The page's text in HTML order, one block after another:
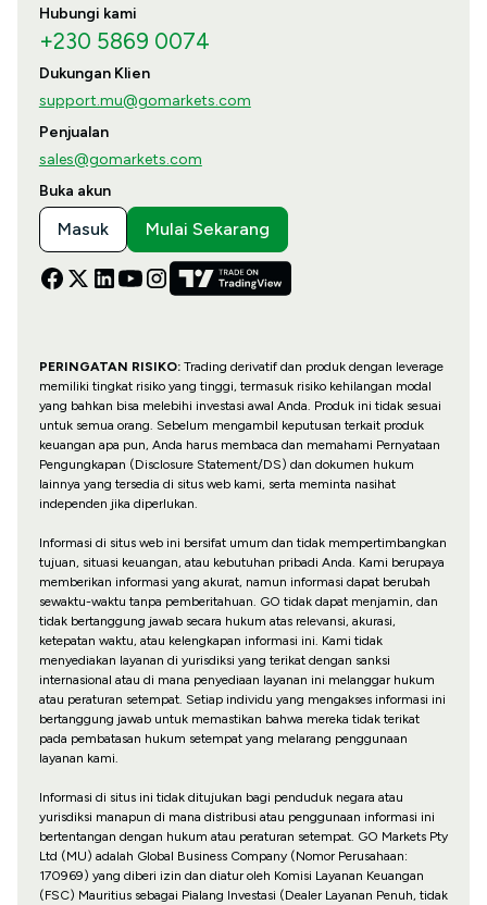
Hubungi kami
+230 5869 0074
Dukungan Klien
support.mu@gomarkets.com
Penjualan
sales@gomarkets.com
Buka akun
Masuk Mulai Sekarang
PERINGATAN RISIKO:Trading derivatif dan produk dengan leverage
memiliki tingkat risiko yang tinggi, termasuk risiko kehilangan modal
yang bahkan bisa melebihi investasi awal Anda. Produk ini tidak sesuai
untuk semua orang. Sebelum mengambil keputusan terkait produk
keuangan apa pun, Anda harus membaca dan memahami Pernyataan
Pengungkapan (Disclosure Statement/DS) dan dokumen hukum
lainnya yang tersedia di situs web kami, serta meminta nasihat
independen jika diperlukan.
Informasi di situs web ini bersifat umum dan tidak mempertimbangkan
tujuan, situasi keuangan, atau kebutuhan pribadi Anda. Kami berupaya
memberikan informasi yang akurat, namun informasi dapat berubah
sewaktu-waktu tanpa pemberitahuan. GO tidak dapat menjamin, dan
tidak bertanggung jawab secara hukum atas relevansi, akurasi,
ketepatan waktu, atau kelengkapan informasi ini. Kami tidak
menyediakan layanan di yurisdiksi yang terikat dengan sanksi
internasional atau di mana penyediaan layanan ini melanggar hukum
atau peraturan setempat. Setiap individu yang mengakses informasi ini
bertanggung jawab untuk memastikan bahwa mereka tidak terikat
pada pembatasan hukum setempat yang melarang penggunaan
layanan kami.
Informasi di situs ini tidak ditujukan bagi penduduk negara atau
yurisdiksi manapun di mana distribusi atau penggunaan informasi ini
bertentangan dengan hukum atau peraturan setempat. GO Markets Pty
Ltd (MU) adalah Global Business Company (Nomor Perusahaan:
170969) yang diberi izin dan diatur oleh Komisi Layanan Keuangan
(FSC) Mauritius sebagai Pialang Investasi (Dealer Layanan Penuh, tidak